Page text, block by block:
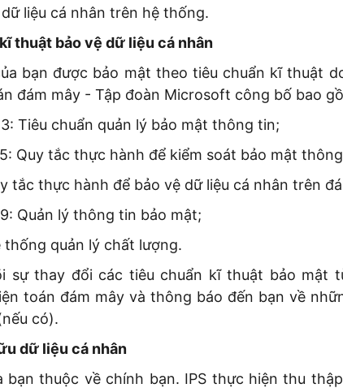
liệu cá nhân trên hệ thống.
thuật bảo vệ dữ liệu cá nhân
bạn được bảo mật theo tiêu chuẩn kĩ thuật
đám mây - Tập đoàn Microsoft công bố bao
Tiêu chuẩn quản lý bảo mật thông tin;
Quy tắc thực hành để kiểm soát bảo mật
tắc thực hành để bảo vệ dữ liệu cá nhân trên
Quản lý thông tin bảo mật;
thống quản lý chất lượng.
sự thay đổi các tiêu chuẩn kĩ thuật bảo mật
toán đám mây và thông báo đến bạn về
có).
dữ liệu cá nhân
bạn thuộc về chính bạn. IPS thực hiện thu